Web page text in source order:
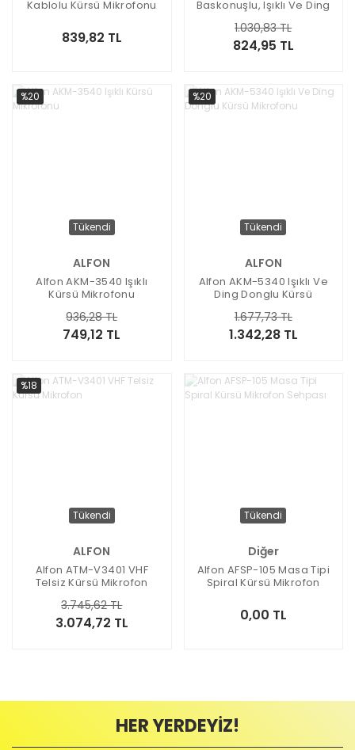
Kablolu Kürsü Mikrofonu
839,82 TL
Baskonuşlu, Işıklı Ve Ding
824,95 TL
1.030,83 TL
%20
Tükendi
ALFON
Alfon AKM-3540 Işıklı
Kürsü Mikrofonu
749,12 TL
936,28 TL
%20
Tükendi
ALFON
Alfon AKM-5340 Işıklı Ve
Ding Donglu Kürsü
1.342,28 TL
1.677,73 TL
%18
Tükendi
ALFON
Alfon ATM-V3401 VHF
Telsiz Kürsü Mikrofon
3.074,72 TL
3.745,62 TL
Tükendi
Diğer
Alfon AFSP-105 Masa Tipi
Spiral Kürsü Mikrofon
0,00 TL
HER YERDEYİZ!